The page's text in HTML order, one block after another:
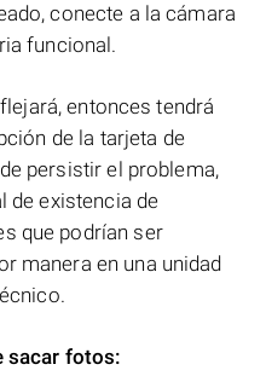
conecte a la cámara
funcional.
entonces tendrá
de la tarjeta de
persistir el problema,
de existencia de
que podrían ser
manera en una unidad
sacar fotos: